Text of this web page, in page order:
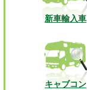
新車輸入車
キャブコン